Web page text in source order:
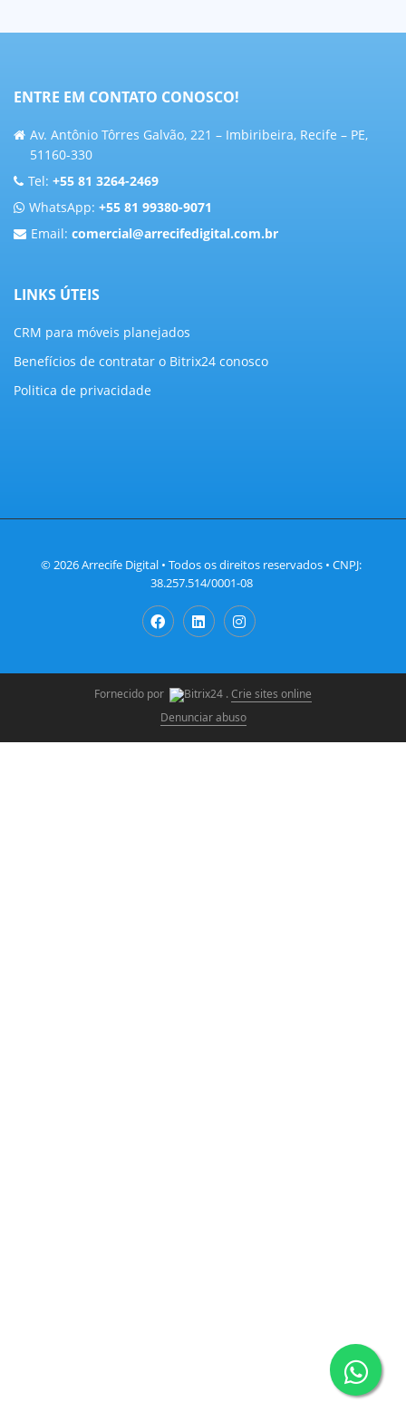
ENTRE EM CONTATO CONOSCO!
Av. Antônio Tôrres Galvão, 221 – Imbiribeira, Recife – PE,
51160-330
Tel: +55 81 3264-2469
WhatsApp: +55 81 99380-9071
Email: comercial@arrecifedigital.com.br
LINKS ÚTEIS
CRM para móveis planejados
Benefícios de contratar o Bitrix24 conosco
Politica de privacidade
© 2026 Arrecife Digital • Todos os direitos reservados • CNPJ:
38.257.514/0001-08
Fornecido por .Crie sites online
Denunciar abuso